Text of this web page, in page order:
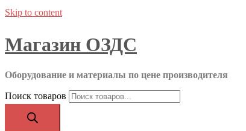
Skip to content
Магазин ОЗДС
Оборудование и материалы по цене производителя
Поиск товаров